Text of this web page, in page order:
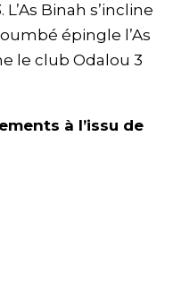
Binah s’incline
épingle l’As
le club Odalou 3
à l’issu de